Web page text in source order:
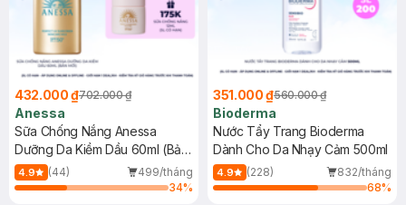
432.000 ₫702.000 ₫
Anessa
Sữa Chống Nắng Anessa
Dưỡng Da Kiềm Dầu 60ml (Bản
Mới)
4.9 (44)
499/tháng
34%
351.000 ₫560.000 ₫
Bioderma
Nước Tẩy Trang Bioderma
Dành Cho Da Nhạy Cảm 500ml
4.9 (228)
832/tháng
68%